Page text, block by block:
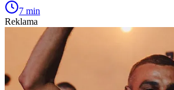
7 min
Reklama